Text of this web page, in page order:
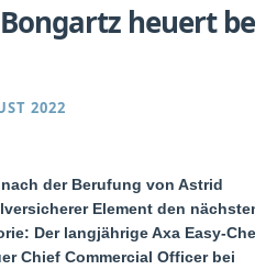
heuert bei
2022
der Berufung von Astrid
Element den nächsten
Der langjährige Axa Easy-Chef
Chief Commercial Officer bei